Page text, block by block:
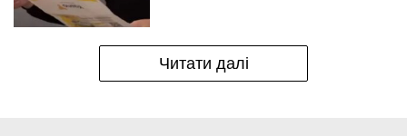
Читати далі